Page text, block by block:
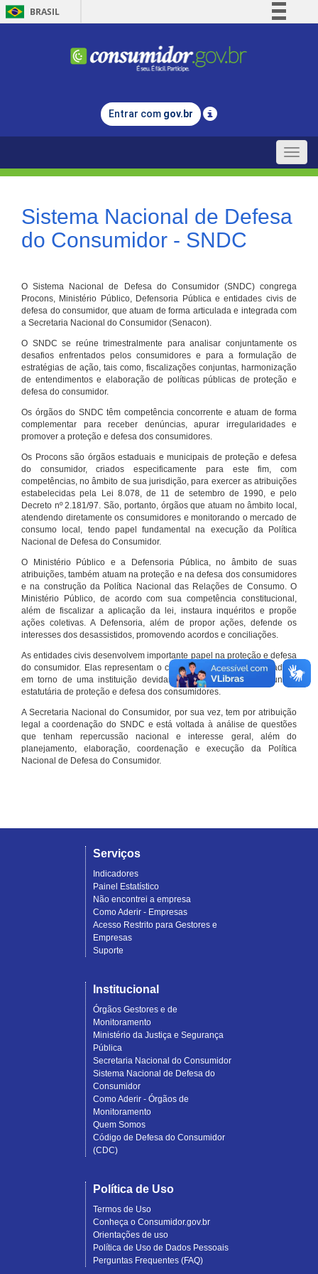
BRASIL
Comunica BR
Legislação
Entrar com gov.br
Toggle
Sistema Nacional de Defesa
do Consumidor - SNDC
O Sistema Nacional de Defesa do Consumidor (SNDC) congrega
Procons, Ministério Público, Defensoria Pública e entidades civis de
defesa do consumidor, que atuam de forma articulada e integrada com
a Secretaria Nacional do Consumidor (Senacon).
O SNDC se reúne trimestralmente para analisar conjuntamente os
desafios enfrentados pelos consumidores e para a formulação de
estratégias de ação, tais como, fiscalizações conjuntas, harmonização
de entendimentos e elaboração de políticas públicas de proteção e
defesa do consumidor.
Os órgãos do SNDC têm competência concorrente e atuam de forma
complementar para receber denúncias, apurar irregularidades e
promover a proteção e defesa dos consumidores.
Os Procons são órgãos estaduais e municipais de proteção e defesa
do consumidor, criados especificamente para este fim, com
competências, no âmbito de sua jurisdição, para exercer as atribuições
estabelecidas pela Lei 8.078, de 11 de setembro de 1990, e pelo
Decreto nº 2.181/97. São, portanto, órgãos que atuam no âmbito local,
atendendo diretamente os consumidores e monitorando o mercado de
consumo local, tendo papel fundamental na execução da Política
Nacional de Defesa do Consumidor.
O Ministério Público e a Defensoria Pública, no âmbito de suas
atribuições, também atuam na proteção e na defesa dos consumidores
e na construção da Política Nacional das Relações de Consumo. O
Ministério Público, de acordo com sua competência constitucional,
além de fiscalizar a aplicação da lei, instaura inquéritos e propõe
ações coletivas. A Defensoria, além de propor ações, defende os
interesses dos desassistidos, promovendo acordos e conciliações.
As entidades civis desenvolvem importante papel na proteção e defesa
do consumidor. Elas representam o conjunto organizado de cidadãos
em torno de uma instituição devidamente registrada e com função
estatutária de proteção e defesa dos consumidores.
A Secretaria Nacional do Consumidor, por sua vez, tem por atribuição
legal a coordenação do SNDC e está voltada à análise de questões
que tenham repercussão nacional e interesse geral, além do
planejamento, elaboração, coordenação e execução da Política
Nacional de Defesa do Consumidor.
Serviços
Indicadores
Painel Estatístico
Não encontrei a empresa
Como Aderir - Empresas
Acesso Restrito para Gestores e
Empresas
Suporte
Institucional
Órgãos Gestores e de
Monitoramento
Ministério da Justiça e Segurança
Pública
Secretaria Nacional do Consumidor
Sistema Nacional de Defesa do
Consumidor
Como Aderir - Órgãos de
Monitoramento
Quem Somos
Código de Defesa do Consumidor
(CDC)
Política de Uso
Termos de Uso
Conheça o Consumidor.gov.br
Orientações de uso
Política de Uso de Dados Pessoais
Perguntas Frequentes (FAQ)